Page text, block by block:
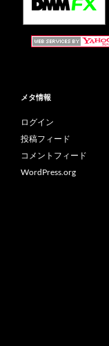
メタ情報
ログイン
投稿フィード
コメントフィード
WordPress.org